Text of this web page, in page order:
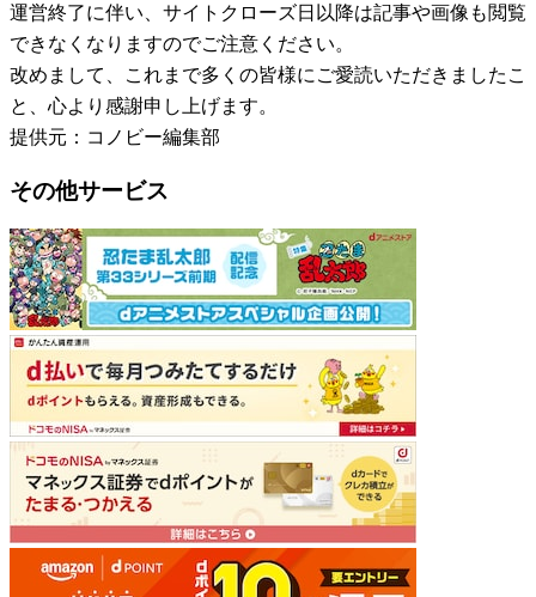
運営終了に伴い、サイトクローズ日以降は記事や画像も閲覧
できなくなりますのでご注意ください。
改めまして、これまで多くの皆様にご愛読いただきましたこ
と、心より感謝申し上げます。
提供元：コノビー編集部
その他サービス